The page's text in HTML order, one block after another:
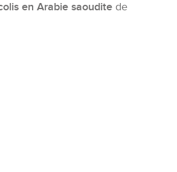
en Arabie saoudite de